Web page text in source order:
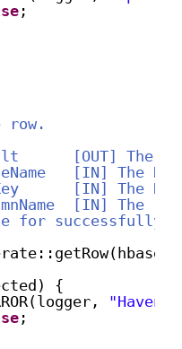
;
row.
[OUT]
[IN] The
[IN] The
[IN]
for successfully
{
;